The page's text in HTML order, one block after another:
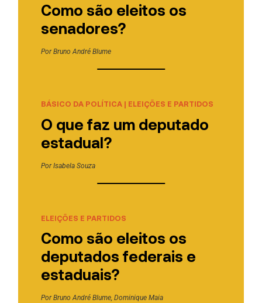
Como são eleitos os
senadores?
PorBruno André Blume
BÁSICO DA POLÍTICA| ELEIÇÕES E PARTIDOS
O que faz um deputado
estadual?
PorIsabela Souza
ELEIÇÕES E PARTIDOS
Como são eleitos os
deputados federais e
estaduais?
PorBruno André Blume, Dominique Maia